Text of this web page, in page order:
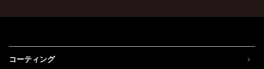
コーティング